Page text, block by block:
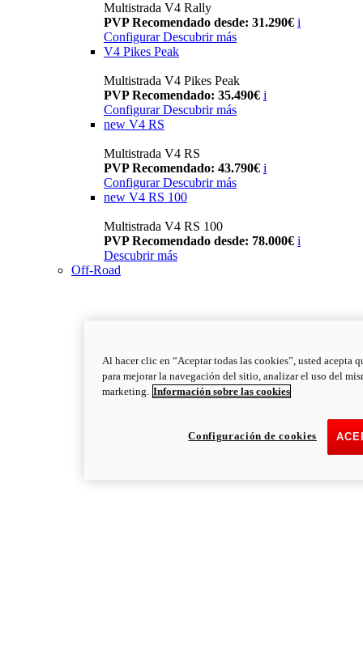
Multistrada V4 Rally
PVP Recomendado desde: 31.290€ i
Configurar Descubrir más
V4 Pikes Peak
Multistrada V4 Pikes Peak
PVP Recomendado: 35.490€ i
Configurar Descubrir más
new V4 RS
Multistrada V4 RS
PVP Recomendado: 43.790€ i
ConfigurarDescubrir más
new V4 RS 100
Multistrada V4 RS 100
PVP Recomendado desde: 78.000€ i
Descubrir más
Off-Road
Al hacer clic en “Aceptar todas las cookies”, usted acepta
para mejorar la navegación del sitio, analizar el uso del
marketing. Información sobre las cookies
Configuración de cookies